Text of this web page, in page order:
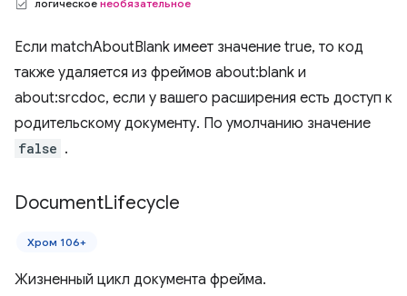
логическое необязательное
Если matchAboutBlank имеет значение true, то код
также удаляется из фреймов about:blank и
about:srcdoc, если у вашего расширения есть доступ к
родительскому документу. По умолчанию значение
false .
DocumentLifecycle
Хром 106+
Жизненный цикл документа фрейма.